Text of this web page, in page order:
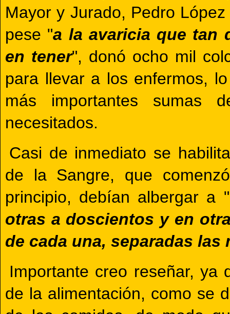
Mayor y Jurado, Pedro
pese "a la avaricia que tan
en tener", donó ocho mil
para llevar a los enfermos,
más importantes sumas
necesitados.
Casi de inmediato se
de la Sangre, que
principio, debían albergar a "
otras a doscientos y en
de cada una, separadas
Importante creo reseñar, ya
de la alimentación, como se